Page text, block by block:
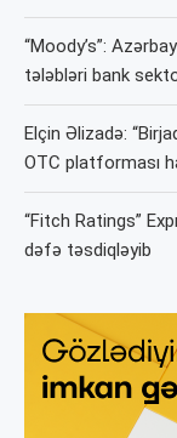
“Moody’s”:
tələbləri bank
Elçin Əlizadə:
OTC platforması
“Fitch Ratings”
dəfə təsdiqləyib